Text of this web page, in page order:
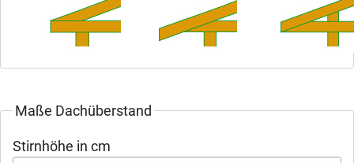
Maße Dachüberstand
Stirnhöhe in cm